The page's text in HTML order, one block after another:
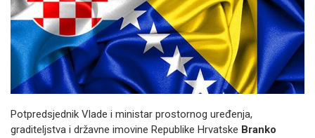
Potpredsjednik Vlade i ministar prostornog uređenja,
graditeljstva i državne imovine Republike Hrvatske Branko